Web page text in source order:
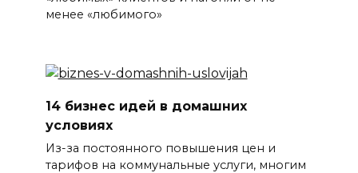
менее «любимого»
14 бизнес идей в домашних
условиях
Из-за постоянного повышения цен и
тарифов на коммунальные услуги, многим